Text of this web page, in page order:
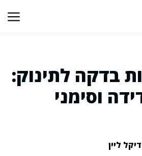
בדקה לתינוק:
וסימני
ליין